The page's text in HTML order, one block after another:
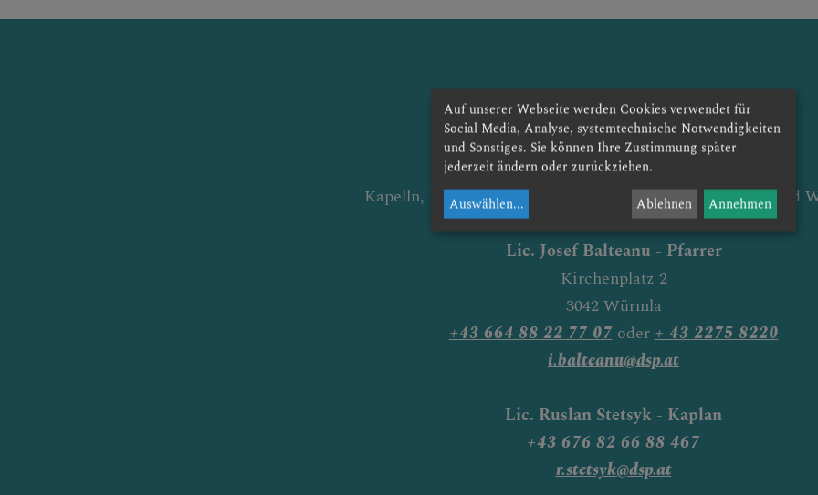
Pfarrverband Maria Hilf im Perschlingtal
mit den Pfarren
Kapelln, Murstetten, Weissenkirchen an der Perschling und
Lic. Josef Balteanu - Pfarrer
Kirchenplatz 2
3042 Würmla
+43 664 88 22 77 07oder+ 43 2275 8220
i.balteanu@dsp.at
Lic. Ruslan Stetsyk - Kaplan
+43 676 82 66 88 467
r.stetsyk@dsp.at
Auf unserer Webseite werden Cookies verwendet für
Social Media, Analyse, systemtechnische Notwendigkeiten
und Sonstiges. Sie können Ihre Zustimmung später
jederzeit ändern oder zurückziehen.
Auswählen... Ablehnen Annehmen